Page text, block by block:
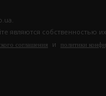
являются собственностью
соглашения и политики